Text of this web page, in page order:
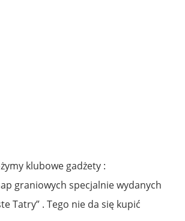
klubowe gadżety :
graniowych specjalnie wydanych
Tatry” . Tego nie da się kupić